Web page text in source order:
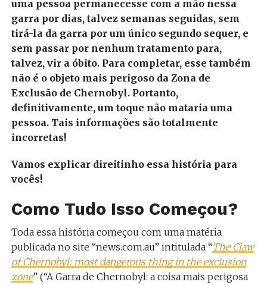
uma pessoa permanecesse com a mão nessa
garra por dias, talvez semanas seguidas, sem
tirá-la da garra por um único segundo sequer, e
sem passar por nenhum tratamento para,
talvez, vir a óbito. Para completar, esse também
não é o objeto mais perigoso da Zona de
Exclusão de Chernobyl. Portanto,
definitivamente, um toque não mataria uma
pessoa. Tais informações são totalmente
incorretas!
Vamos explicar direitinho essa história para
vocês!
Como Tudo Isso Começou?
Toda essa história começou com uma matéria
publicada no site “news.com.au” intitulada “The Claw
of Chernobyl: most dangerous thing in the exclusion
zone” (“A Garra de Chernobyl: a coisa mais perigosa